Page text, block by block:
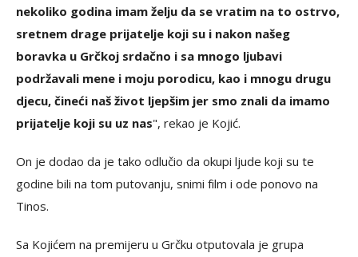
nekoliko godina imam želju da se vratim na to ostrvo,
sretnem drage prijatelje koji su i nakon našeg
boravka u Grčkoj srdačno i sa mnogo ljubavi
podržavali mene i moju porodicu, kao i mnogu drugu
djecu, čineći naš život ljepšim jer smo znali da imamo
prijatelje koji su uz nas", rekao je Kojić.
On je dodao da je tako odlučio da okupi ljude koji su te
godine bili na tom putovanju, snimi film i ode ponovo na
Tinos.
Sa Kojićem na premijeru u Grčku otputovala je grupa